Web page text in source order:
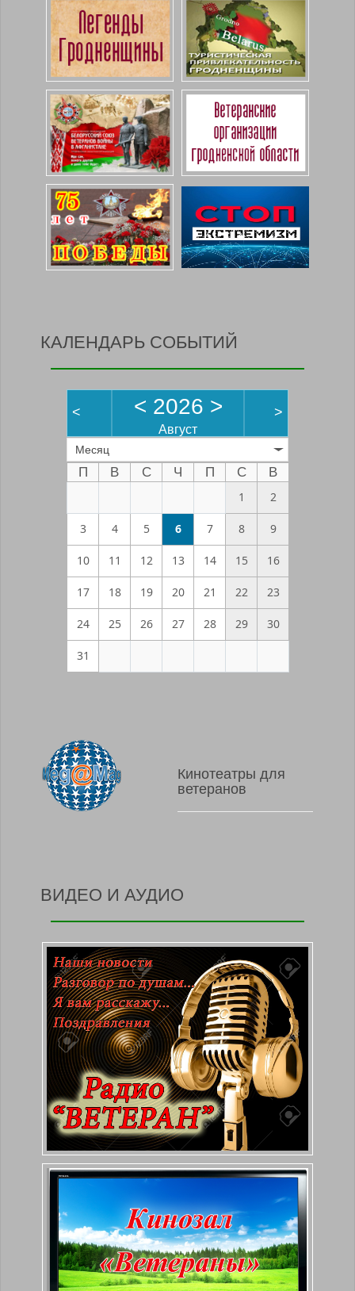
КАЛЕНДАРЬ СОБЫТИЙ
< < 2026 >
Август
>
Месяц
П В С Ч П С
В
1
2
3 4 5 6 7 8 9
10 11 12 13 14 15 16
17 18 19 20 21 22 23
24 25 26 27 28 29 30
31
Кинотеатры для
ветеранов
ВИДЕО И АУДИО